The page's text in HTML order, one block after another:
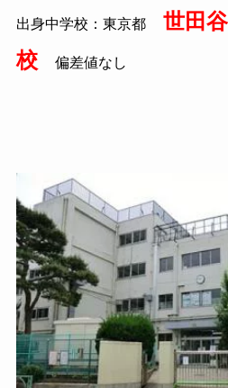
出身中学校：東京都
世田
校
偏差値なし